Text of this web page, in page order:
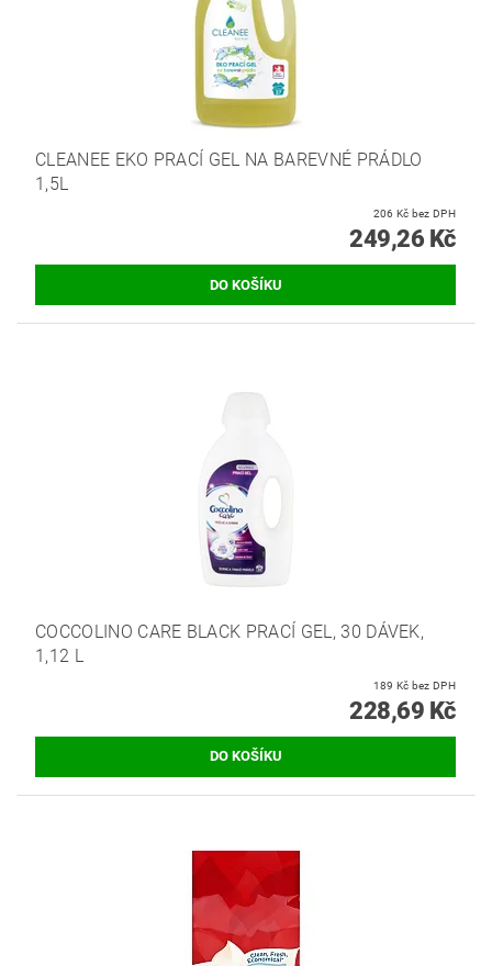
CLEANEE EKO PRACÍ GEL NA BAREVNÉ PRÁDLO
1,5L
206 Kč bez DPH
249,26 Kč
COCCOLINO CARE BLACK PRACÍ GEL, 30 DÁVEK,
1,12 L
189 Kč bez DPH
228,69 Kč